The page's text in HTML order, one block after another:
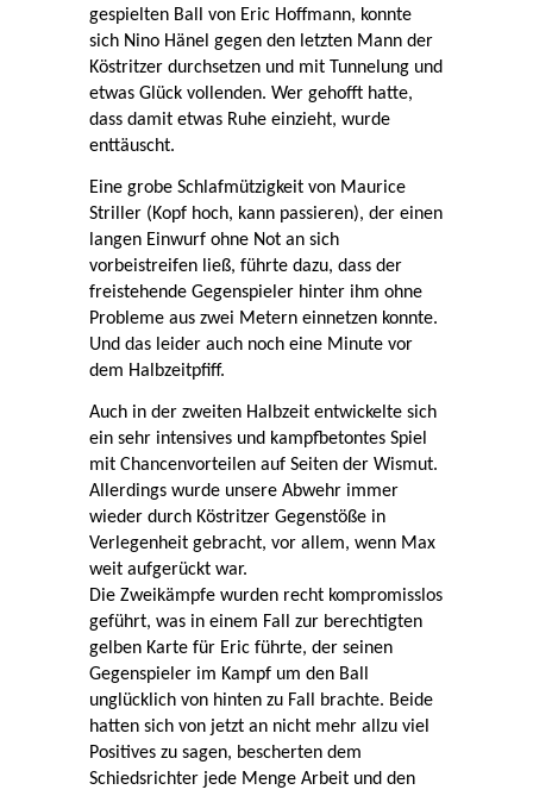
gespielten Ball von Eric Hoffmann, konnte
sich Nino Hänel gegen den letzten Mann der
Köstritzer durchsetzen und mit Tunnelung und
etwas Glück vollenden. Wer gehofft hatte,
dass damit etwas Ruhe einzieht, wurde
enttäuscht.
Eine grobe Schlafmützigkeit von Maurice
Striller (Kopf hoch, kann passieren), der einen
langen Einwurf ohne Not an sich
vorbeistreifen ließ, führte dazu, dass der
freistehende Gegenspieler hinter ihm ohne
Probleme aus zwei Metern einnetzen konnte.
Und das leider auch noch eine Minute vor
dem Halbzeitpfiff.
Auch in der zweiten Halbzeit entwickelte sich
ein sehr intensives und kampfbetontes Spiel
mit Chancenvorteilen auf Seiten der Wismut.
Allerdings wurde unsere Abwehr immer
wieder durch Köstritzer Gegenstöße in
Verlegenheit gebracht, vor allem, wenn Max
weit aufgerückt war.
Die Zweikämpfe wurden recht kompromisslos
geführt, was in einem Fall zur berechtigten
gelben Karte für Eric führte, der seinen
Gegenspieler im Kampf um den Ball
unglücklich von hinten zu Fall brachte. Beide
hatten sich von jetzt an nicht mehr allzu viel
Positives zu sagen, bescherten dem
Schiedsrichter jede Menge Arbeit und den